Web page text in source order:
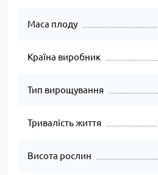
Маса плоду
Країна виробник
Тип вирощування
Тривалість життя
Висота рослин